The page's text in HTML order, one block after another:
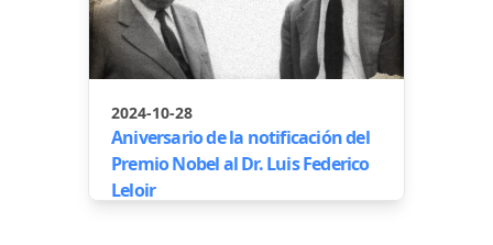
2024-10-28
Aniversario de la notificación del
Premio Nobel al Dr. Luis Federico
Leloir